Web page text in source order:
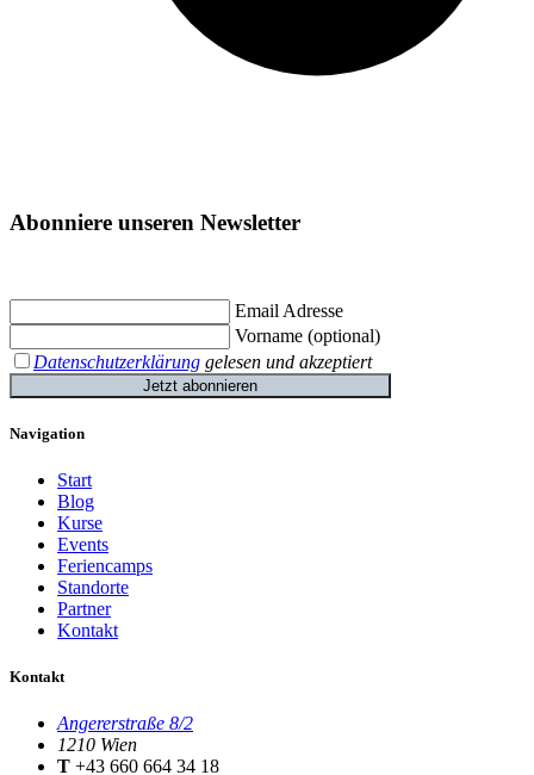
Abonniere unseren Newsletter
Email Adresse
Vorname (optional)
Datenschutzerklärung gelesen und akzeptiert
Jetzt abonnieren
Navigation
Start
Blog
Kurse
Events
Feriencamps
Standorte
Partner
Kontakt
Kontakt
Angererstraße 8/2
1210 Wien
T +43 660 664 34 18